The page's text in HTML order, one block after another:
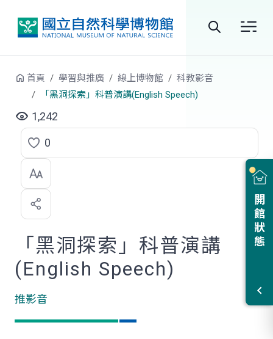
站
開館狀態
首頁 學習與推廣 線上博物館
科教影音
「黑洞探索」科普演講(English Speech)
1,242
點
選
喜
歡
0
「黑洞探索」科普演講
(English Speech)
推影音